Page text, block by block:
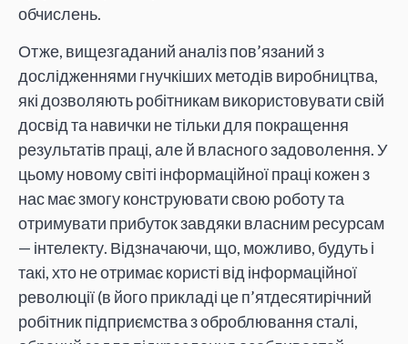
обчислень.
Отже, вищезгаданий аналіз пов’язаний з
дослідженнями гнучкіших методів виробництва,
які дозволяють робітникам використовувати свій
досвід та навички не тільки для покращення
результатів праці, але й власного задоволення. У
цьому новому світі інформаційної праці кожен з
нас має змогу конструювати свою роботу та
отримувати прибуток завдяки власним ресурсам
— інтелекту. Відзначаючи, що, можливо, будуть і
такі, хто не отримає користі від інформаційної
революції (в його прикладі це п’ятдесятирічний
робітник підприємства з оброблювання сталі,